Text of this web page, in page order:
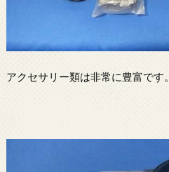
アクセサリー類は非常に豊富です。